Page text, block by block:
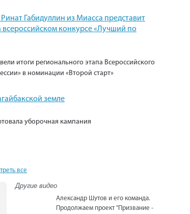
Габидуллин из Миасса представит
всероссийском конкурсе «Лучший по
итоги регионального этапа Всероссийского
в номинации «Второй старт»
земле
уборочная кампания
все
Другие видео
Александр Шутов и его команда.
Продолжаем проект "Призвание -